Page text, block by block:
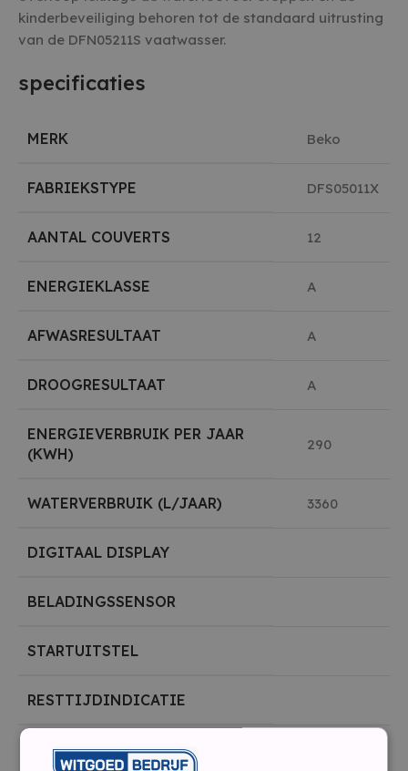
kinderbeveiliging behoren tot de standaard uitrusting
van de DFN05211S vaatwasser.
specificaties
MERK Beko
FABRIEKSTYPE DFS05011X
AANTAL COUVERTS 12
ENERGIEKLASSE A
AFWASRESULTAAT A
DROOGRESULTAAT A
ENERGIEVERBRUIK PER JAAR
(KWH)
290
WATERVERBRUIK (L/JAAR) 3360
DIGITAAL DISPLAY
BELADINGSSENSOR
STARTUITSTEL
RESTTIJDINDICATIE
ZOUTINDICATOR